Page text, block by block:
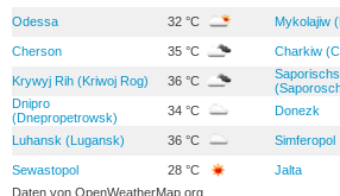
Odessa 32 °C Mykolajiw
Cherson 35 °C Charkiw
Krywyj Rih (Kriwoj Rog) 36 °C
Dnipro
(Dnepropetrowsk)
34 °C Donezk
Luhansk (Lugansk) 36 °C Simferopol
Sewastopol 28 °C Jalta
Daten von OpenWeatherMap.org